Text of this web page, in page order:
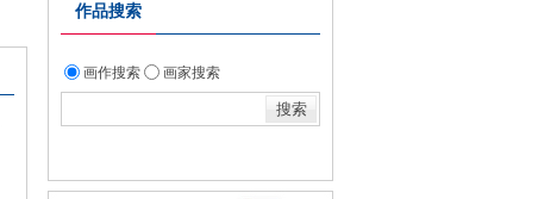
作品搜索
画作搜索 画家搜索